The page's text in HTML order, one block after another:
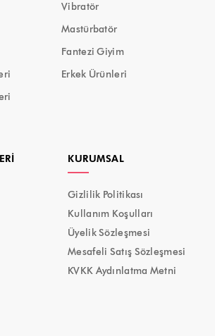
Vibratör
Mastürbatör
Fantezi Giyim
Erkek Ürünleri
KURUMSAL
Gizlilik Politikası
Kullanım Koşulları
Üyelik Sözleşmesi
Mesafeli Satış Sözleşmesi
KVKK Aydınlatma Metni